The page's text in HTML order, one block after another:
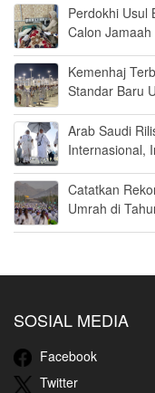
Perdokhi Usul
Calon
Kemenhaj
Standar Baru
Arab Saudi
Internasional,
Catatkan
Umrah di
SOSIAL MEDIA
Facebook
Twitter